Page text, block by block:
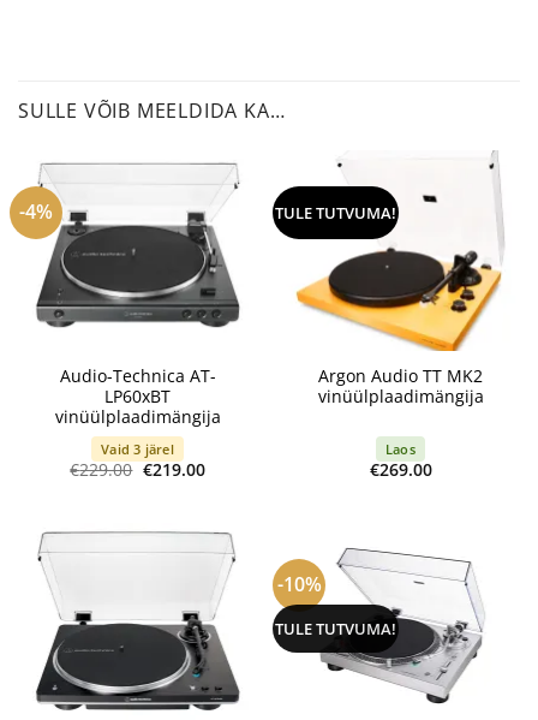
SULLE VÕIB MEELDIDA KA…
-4%
Audio-Technica AT-
LP60xBT
vinüülplaadimängija
Vaid 3 järel
€229.00 Algne
hind
€219.00Current
TULE TUTVUMA!
Argon Audio TT MK2
vinüülplaadimängija
Laos
€269.00
-10%
TULE TUTVUMA!